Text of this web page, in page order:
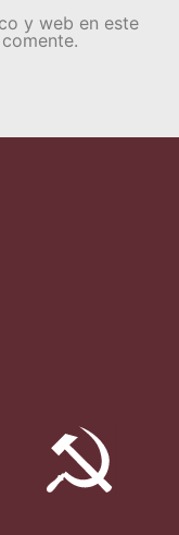
y web en este